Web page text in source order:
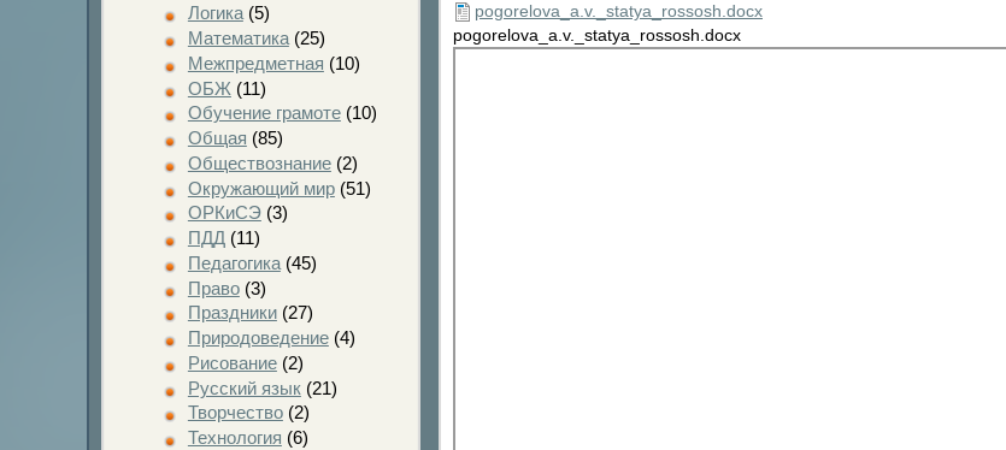
Логика(5)
Математика(25)
Межпредметная (10)
ОБЖ (11)
Обучение грамоте(10)
Общая (85)
Обществознание(2)
Окружающий мир(51)
ОРКиСЭ(3)
ПДД (11)
Педагогика(45)
Право(3)
Праздники(27)
Природоведение(4)
Рисование(2)
Русский язык(21)
Творчество(2)
Технология (6)
pogorelova_a.v._statya_rossosh.docx
pogorelova_a.v._statya_rossosh.docx